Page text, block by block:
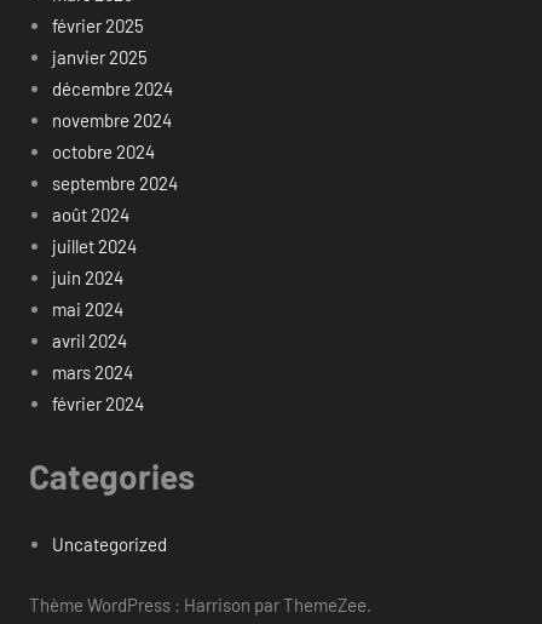
février 2025
janvier 2025
décembre 2024
novembre 2024
octobre 2024
septembre 2024
août 2024
juillet 2024
juin 2024
mai 2024
avril 2024
mars 2024
février 2024
Categories
Uncategorized
Thème WordPress : Harrison par ThemeZee.